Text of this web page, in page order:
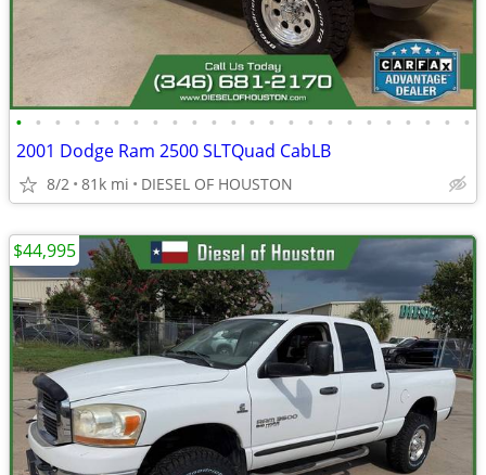
• • • • • • • • • • • • • • • • • • • • • • • •
2001 Dodge Ram 2500 SLTQuad CabLB
8/2 81k mi DIESEL OF HOUSTON
$44,995